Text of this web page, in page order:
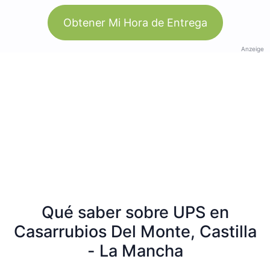
Obtener Mi Hora de Entrega
Anzeige
Qué saber sobre UPS en
Casarrubios Del Monte, Castilla
- La Mancha